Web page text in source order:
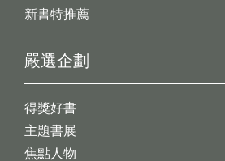
新書特推薦
嚴選企劃
得獎好書
主題書展
焦點人物